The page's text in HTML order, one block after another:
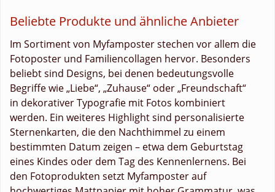
Beliebte Produkte und ähnliche Anbieter
Im Sortiment von Myfamposter stechen vor allem die
Fotoposter und Familiencollagen hervor. Besonders
beliebt sind Designs, bei denen bedeutungsvolle
Begriffe wie „Liebe“, „Zuhause“ oder „Freundschaft“
in dekorativer Typografie mit Fotos kombiniert
werden. Ein weiteres Highlight sind personalisierte
Sternenkarten, die den Nachthimmel zu einem
bestimmten Datum zeigen – etwa dem Geburtstag
eines Kindes oder dem Tag des Kennenlernens. Bei
den Fotoprodukten setzt Myfamposter auf